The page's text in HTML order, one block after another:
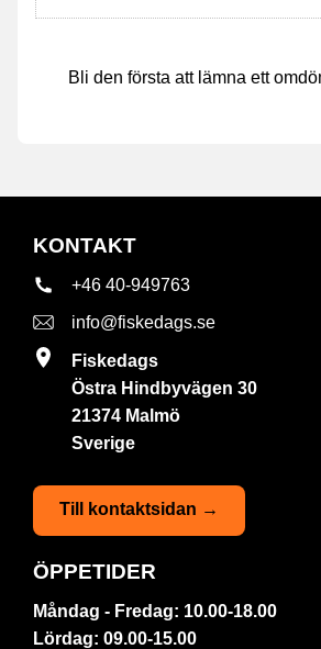
Bli den första att lämna ett
KONTAKT
+46 40-949763
info@fiskedags.se
Fiskedags
Östra Hindbyvägen 30
21374 Malmö
Sverige
Till kontaktsidan →
ÖPPETIDER
Måndag - Fredag: 10.00-18.00
Lördag: 09.00-15.00